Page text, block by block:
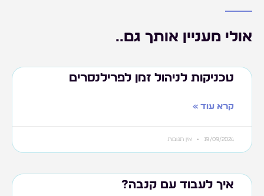
אולי מעניין אותך גם..
טכניקות לניהול זמן לפרילנסרים
קרא עוד »
19/09/2024 אין תגובות
איך לעבוד עם קנבה?